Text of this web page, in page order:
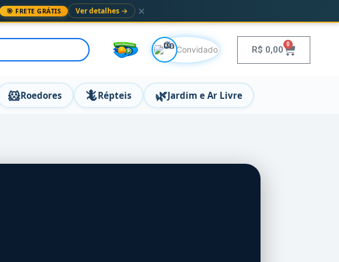
🎯 FRETE GRÁTIS Ver detalhes → ✕
Convidado R$ 0,00
0
🐹Roedores 🦎Répteis 🌿Jardim e Ar Livre